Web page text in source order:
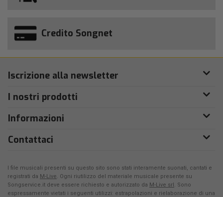
Credito Songnet
Iscrizione alla newsletter
I nostri prodotti
Informazioni
Contattaci
I file musicali presenti su questo sito sono stati interamente suonati, cantati e
registrati da M-Live . Ogni riutilizzo del materiale musicale presente su
Songservice.it deve essere richiesto e autorizzato da M-Live srl . Sono
espressamente vietati i seguenti utilizzi: estrapolazioni e rielaborazione di una